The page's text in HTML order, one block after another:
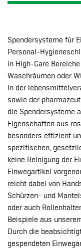
Spendersysteme für
Personal-
in High-Care
Waschräumen oder
In der
sowie der
die Spendersysteme
Eigenschaften aus
besonders effizient
spezifischen,
keine Reinigung der
Einwegartikel
reicht dabei von
Schürzen- und
oder auch
Beispiele aus
Durch die
gespendeten